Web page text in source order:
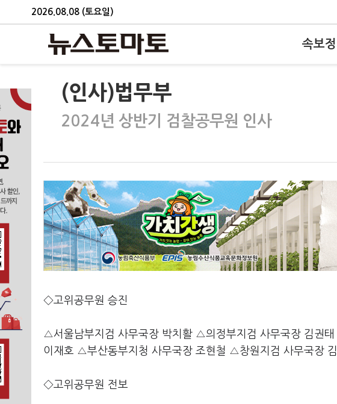
2026.08.08 (토요일)
속보정
(인사)법무부
2024년 상반기 검찰공무원 인사
◇고위공무원 승진
△서울남부지검 사무국장 박치활 △의정부지검 사무국장 김권
이재호 △부산동부지청 사무국장 조현철 △창원지검 사무국장
◇고위공무원 전보